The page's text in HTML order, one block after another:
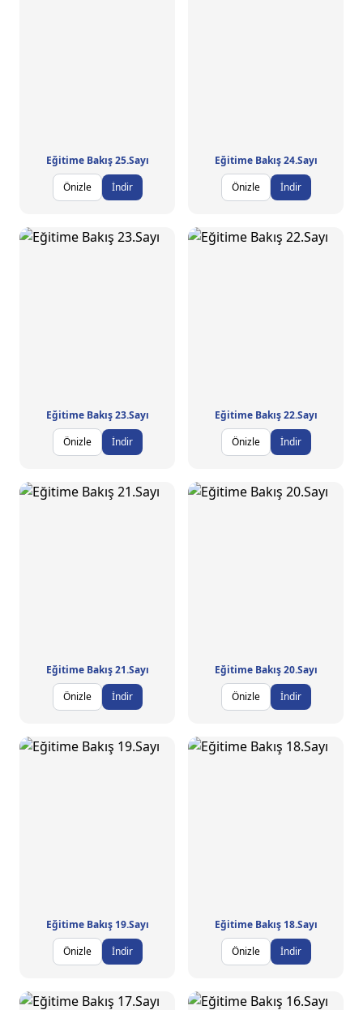
Eğitime Bakış 25.Sayı
Önizle
İndir
Eğitime Bakış 24.Sayı
Önizle
İndir
Eğitime Bakış 23.Sayı
Önizle
İndir
Eğitime Bakış 22.Sayı
Önizle
İndir
Eğitime Bakış 21.Sayı
Önizle
İndir
Eğitime Bakış 20.Sayı
Önizle
İndir
Eğitime Bakış 19.Sayı
Önizle
İndir
Eğitime Bakış 18.Sayı
Önizle
İndir